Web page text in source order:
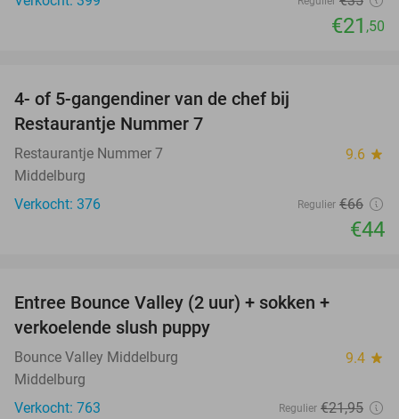
€21 ,50
4- of 5-gangendiner van de chef bij
Restaurantje Nummer 7
Restaurantje Nummer 7 9.6 star
Middelburg
Verkocht: 376
Regulier €66
€44
Entree Bounce Valley (2 uur) + sokken +
verkoelende slush puppy
Bounce Valley Middelburg 9.4 star
Middelburg
Verkocht: 763
Regulier €21,95